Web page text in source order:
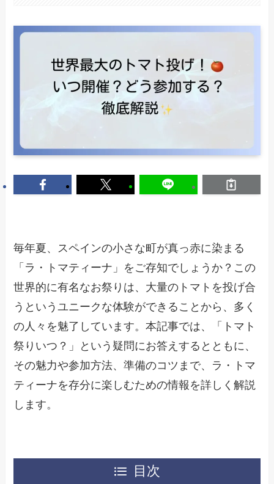
毎年夏、スペインの小さな町が真っ赤に染まる
「ラ・トマティーナ」をご存知でしょうか？この
世界的に有名なお祭りは、大量のトマトを投げ合
うというユニークな体験ができることから、多く
の人々を魅了しています。本記事では、「トマト
祭りいつ？」という疑問にお答えするとともに、
その魅力や参加方法、準備のコツまで、ラ・トマ
ティーナを存分に楽しむための情報を詳しく解説
します。
目次